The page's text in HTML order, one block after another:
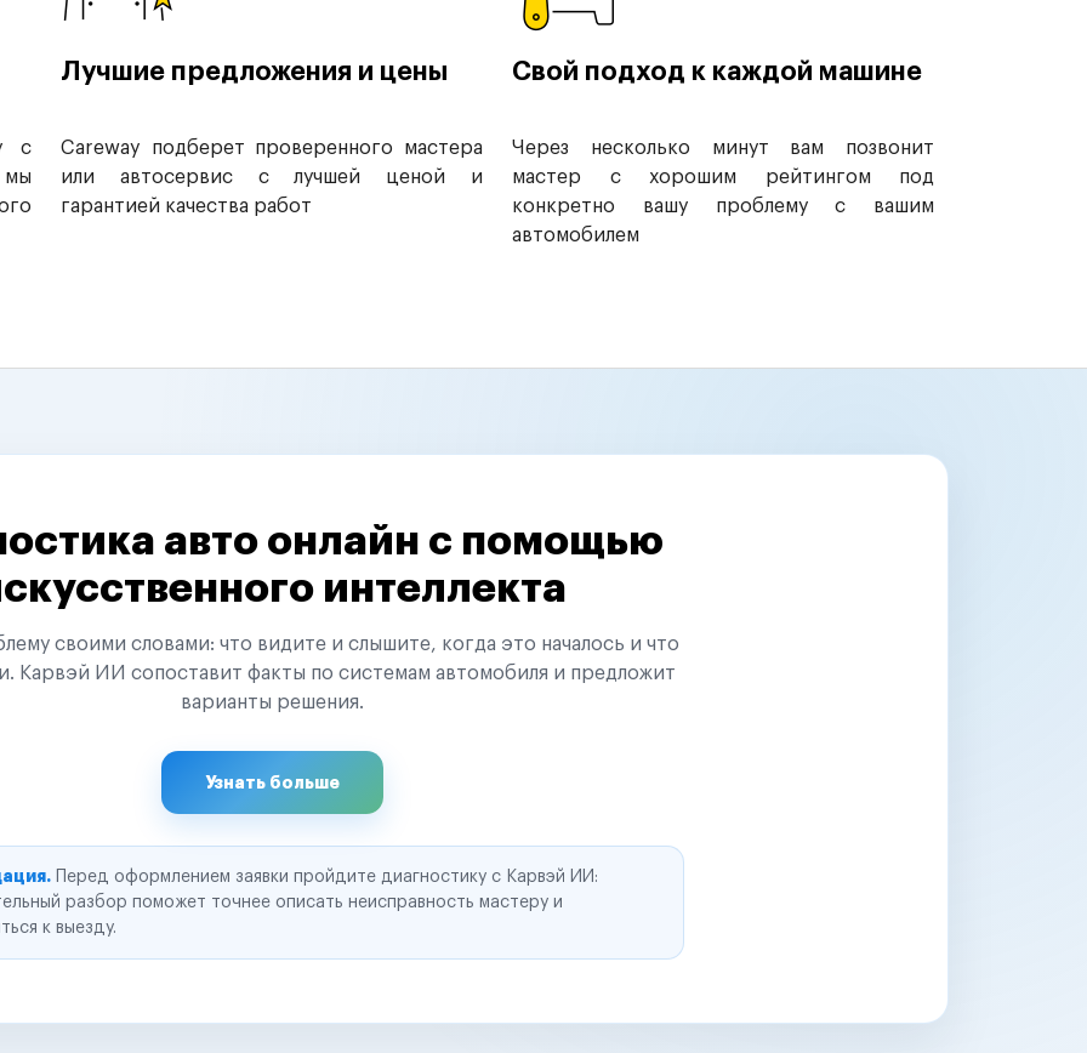
с
мы
Лучшие предложения и цены
Careway подберет проверенного мастера
или автосервис с лучшей ценой и
гарантией качества работ
Свой подход к каждой машине
Через несколько минут вам позвонит
мастер с хорошим рейтингом под
конкретно вашу проблему с вашим
автомобилем
авто онлайн с помощью
интеллекта
своими словами: что видите и слышите, когда это началось и что
Карвэй ИИ сопоставит факты по системам автомобиля и предложит
варианты решения.
Узнать больше
Перед оформлением заявки пройдите диагностику с Карвэй ИИ:
разбор поможет точнее описать неисправность мастеру и
к выезду.